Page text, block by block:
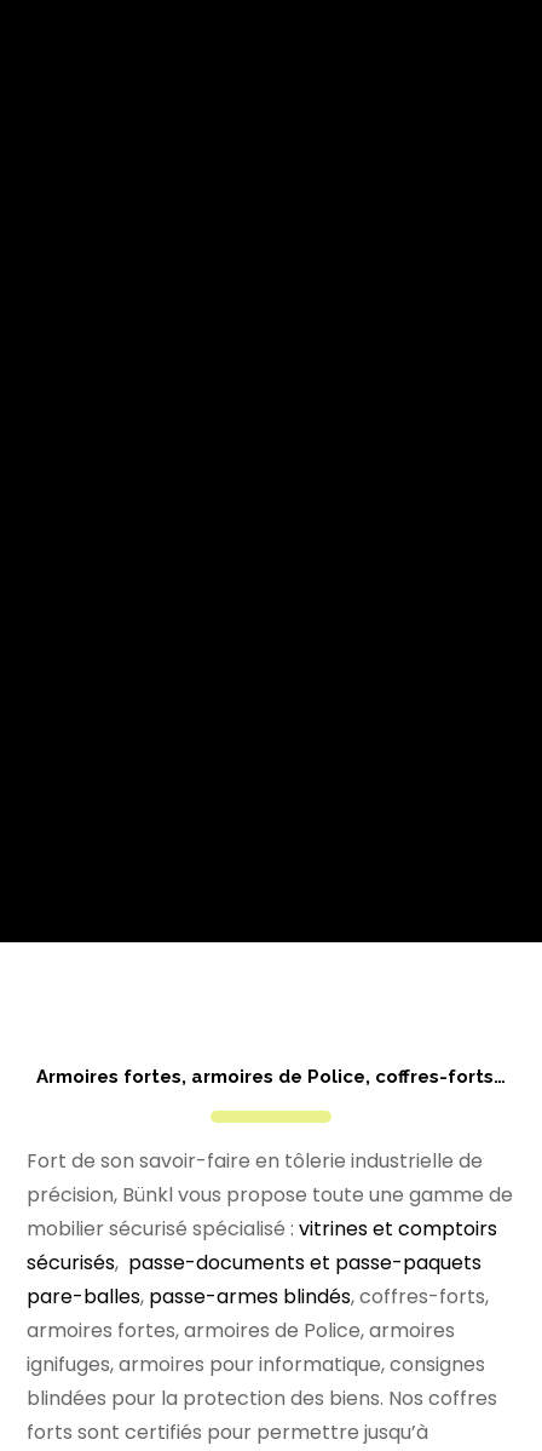
Armoires fortes, armoires de Police, coffres-forts…
Fort de son savoir-faire en tôlerie industrielle de
précision, Bünkl vous propose toute une gamme de
mobilier sécurisé spécialisé :vitrines et comptoirs
sécurisés, passe-documents et passe-paquets
pare-balles, passe-armes blindés, coffres-forts,
armoires fortes, armoires de Police, armoires
ignifuges, armoires pour informatique, consignes
blindées pour la protection des biens. Nos coffres
forts sont certifiés pour permettre jusqu’à